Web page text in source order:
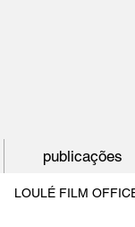
LOULÉ FILM
publicações